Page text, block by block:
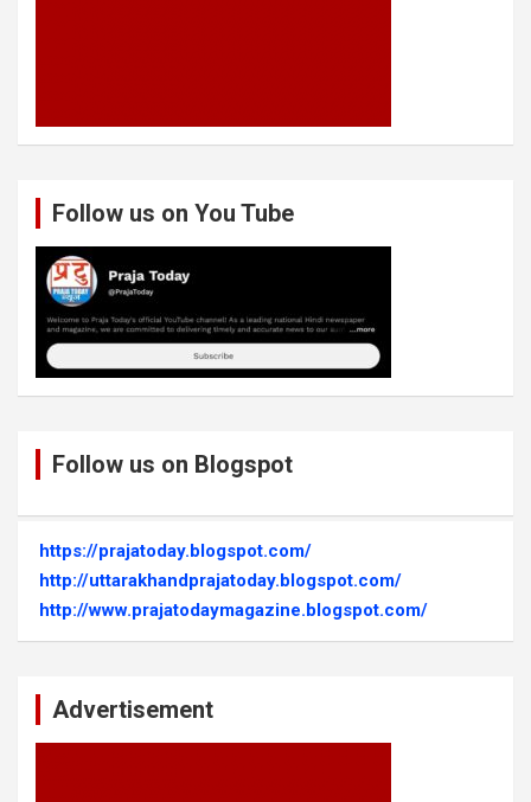
Follow us on You Tube
Follow us on Blogspot
https://prajatoday.blogspot.com/
http://uttarakhandprajatoday.blogspot.com/
http://www.prajatodaymagazine.blogspot.com/
Advertisement